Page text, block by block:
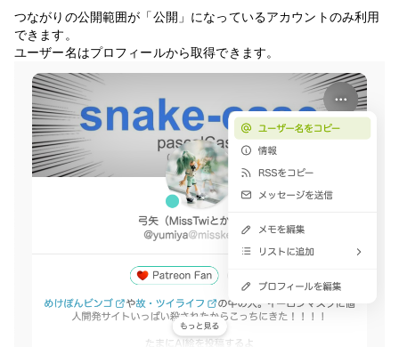
つながりの公開範囲が「公開」になっているアカウントのみ利用
できます。
ユーザー名はプロフィールから取得できます。